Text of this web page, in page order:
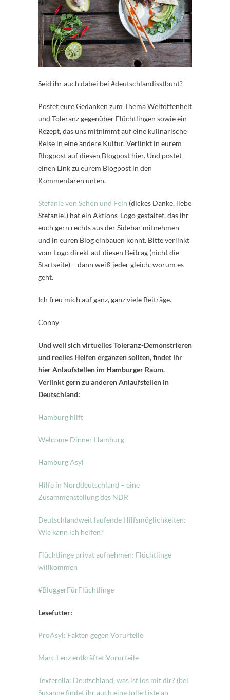
Seid ihr auch dabei bei #deutschlandisstbunt?
Postet eure Gedanken zum Thema Weltoffenheit
und Toleranz gegenüber Flüchtlingen sowie ein
Rezept, das uns mitnimmt auf eine kulinarische
Reise in eine andere Kultur. Verlinkt in eurem
Blogpost auf diesen Blogpost hier. Und postet
einen Link zu eurem Blogpost in den
Kommentaren unten.
Stefanie von Schön und Fein (dickes Danke, liebe
Stefanie!) hat ein Aktions-Logo gestaltet, das ihr
euch gern rechts aus der Sidebar mitnehmen
und in euren Blog einbauen könnt. Bitte verlinkt
vom Logo direkt auf diesen Beitrag (nicht die
Startseite) – dann weiß jeder gleich, worum es
geht.
Ich freu mich auf ganz, ganz viele Beiträge.
Conny
Und weil sich virtuelles Toleranz-Demonstrieren
und reelles Helfen ergänzen sollten, findet ihr
hier Anlaufstellen im Hamburger Raum.
Verlinkt gern zu anderen Anlaufstellen in
Deutschland:
Hamburg hilft
Welcome Dinner Hamburg
Hamburg Asyl
Hilfe in Norddeutschland – eine
Zusammenstellung des NDR
Deutschlandweit laufende Hilfsmöglichkeiten:
Wie kann ich helfen?
Flüchtlinge privat aufnehmen: Flüchtlinge
willkommen
#BloggerFürFlüchtlinge
Lesefutter:
ProAsyl: Fakten gegen Vorurteile
Marc Lenz entkräftet Vorurteile
Texterella: Deutschland, was ist los mit dir? (bei
Susanne findet ihr auch eine tolle Liste an